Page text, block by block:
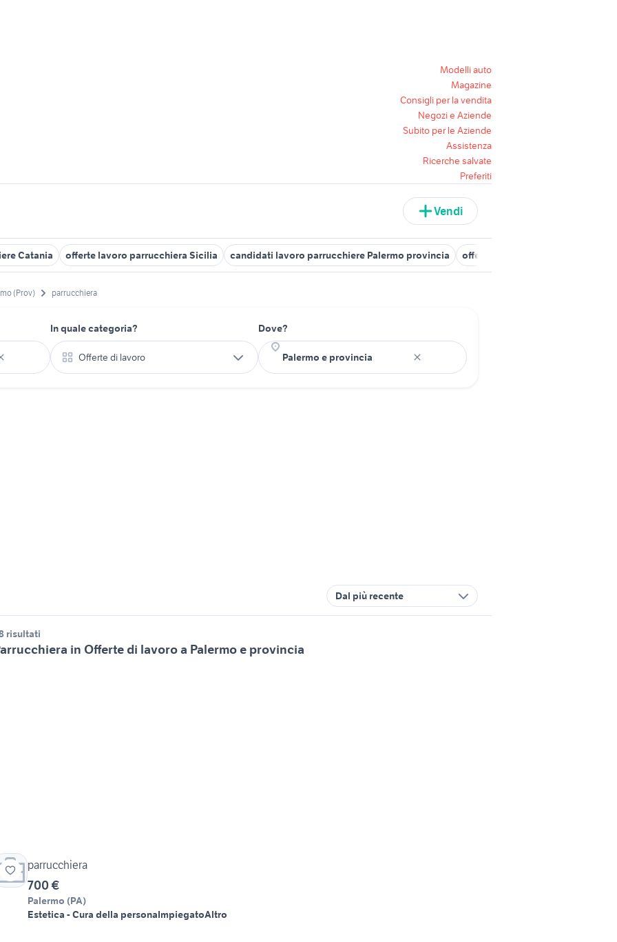
Modelli auto
Magazine
Consigli per la vendita
Negozi e Aziende
Subito per le Aziende
Assistenza
Ricerche salvate
Preferiti
Vendi
Catania offerte lavoro parrucchiera Sicilia candidati lavoro parrucchiere Palermo provincia offerte lavoro parrucchiera
(Prov) parrucchiera
In quale categoria?
Offerte di lavoro
Dove?
Dal più recente
risultati
in Offerte di lavoro a Palermo e provincia
parrucchiera
700 €
Palermo (PA)
Estetica - Cura della personaImpiegatoAltro